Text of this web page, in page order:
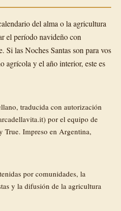
del alma o la agricultura
el período navideño con
Si las Noches Santas son para vos
agrícola y el año interior, este es
traducida con autorización
por el equipo de
True. Impreso en Argentina,
por comunidades, la
y la difusión de la agricultura